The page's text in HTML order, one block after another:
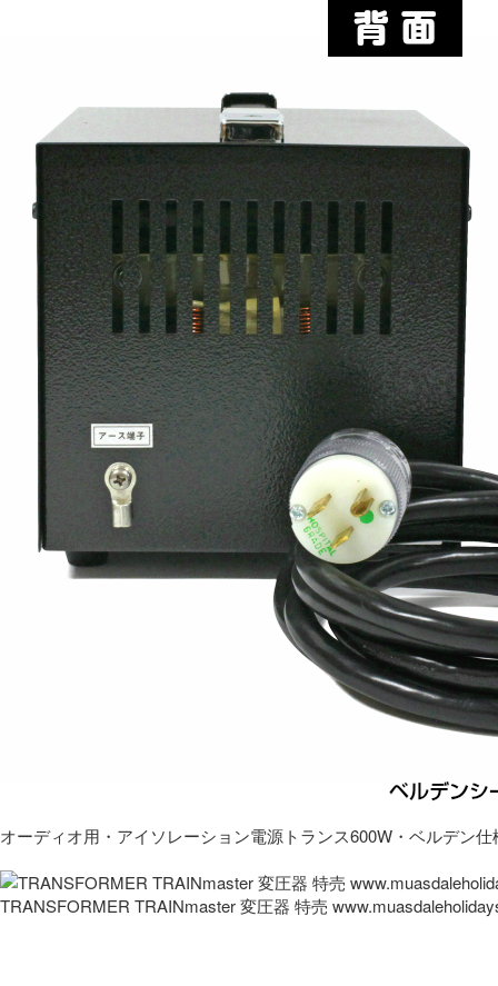
オーディオ用・アイソレーション電源トランス600W・ベルデン仕
TRANSFORMER TRAINmaster 変圧器 特売